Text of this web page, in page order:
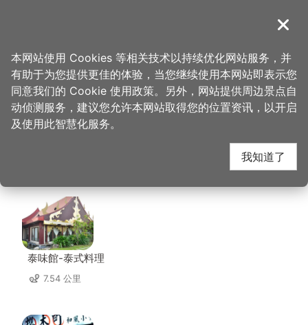
導覽
首页 > 想去的地方 > 美食、购物 > 大玮叔叔手作大福专卖店
大玮叔叔手作大福专卖
店 周边店家
泰味館-泰式料理
7.54 公里
关闭
本网站使用 Cookies 等相关技术以持续优化网站服务，并
有助于为您提供更佳的体验，当您继续使用本网站即表示您
同意我们的 Cookie 使用政策。另外，网站提供周边景点自
动侦测服务，建议您允许本网站取得您的位置资讯，以开启
及使用此智慧化服务。
我知道了